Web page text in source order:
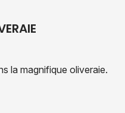
la magnifique oliveraie.